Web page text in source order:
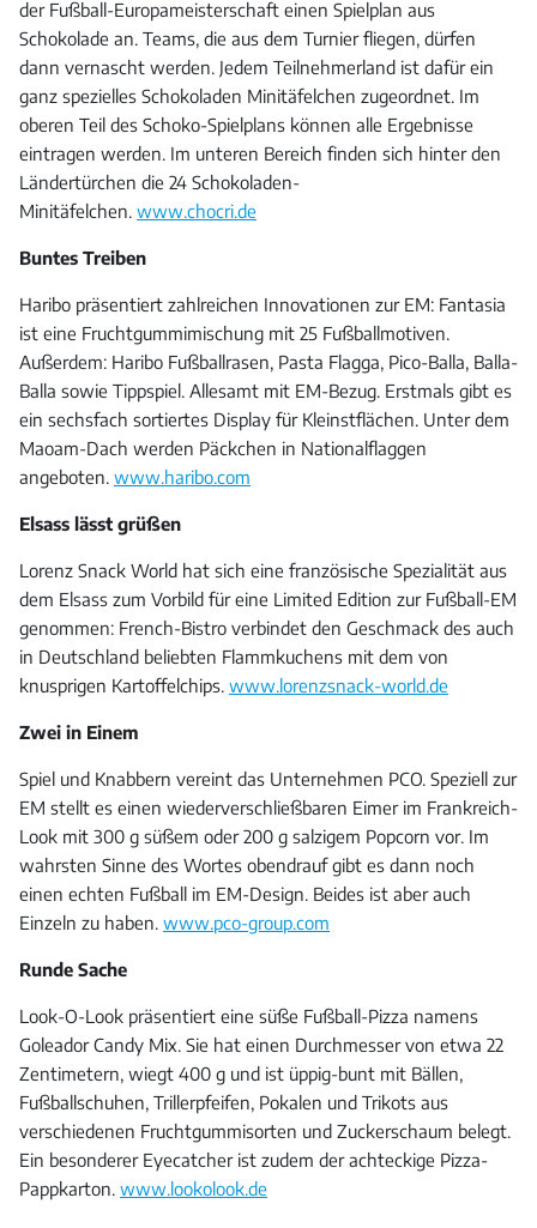
der Fußball-Europameisterschaft einen Spielplan aus
Schokolade an. Teams, die aus dem Turnier fliegen, dürfen
dann vernascht werden. Jedem Teilnehmerland ist dafür ein
ganz spezielles Schokoladen Minitäfelchen zugeordnet. Im
oberen Teil des Schoko-Spielplans können alle Ergebnisse
eintragen werden. Im unteren Bereich finden sich hinter den
Ländertürchen die 24 Schokoladen-
Minitäfelchen. www.chocri.de
Buntes Treiben
Haribo präsentiert zahlreichen Innovationen zur EM: Fantasia
ist eine Fruchtgummimischung mit 25 Fußballmotiven.
Außerdem: Haribo Fußballrasen, Pasta Flagga, Pico-Balla, Balla-
Balla sowie Tippspiel. Allesamt mit EM-Bezug. Erstmals gibt es
ein sechsfach sortiertes Display für Kleinstflächen. Unter dem
Maoam-Dach werden Päckchen in Nationalflaggen
angeboten. www.haribo.com
Elsass lässt grüßen
Lorenz Snack World hat sich eine französische Spezialität aus
dem Elsass zum Vorbild für eine Limited Edition zur Fußball-EM
genommen: French-Bistro verbindet den Geschmack des auch
in Deutschland beliebten Flammkuchens mit dem von
knusprigen Kartoffelchips. www.lorenzsnack-world.de
Zwei in Einem
Spiel und Knabbern vereint das Unternehmen PCO. Speziell zur
EM stellt es einen wiederverschließbaren Eimer im Frankreich-
Look mit 300 g süßem oder 200 g salzigem Popcorn vor. Im
wahrsten Sinne des Wortes obendrauf gibt es dann noch
einen echten Fußball im EM-Design. Beides ist aber auch
Einzeln zu haben. www.pco-group.com
Runde Sache
Look-O-Look präsentiert eine süße Fußball-Pizza namens
Goleador Candy Mix. Sie hat einen Durchmesser von etwa 22
Zentimetern, wiegt 400 g und ist üppig-bunt mit Bällen,
Fußballschuhen, Trillerpfeifen, Pokalen und Trikots aus
verschiedenen Fruchtgummisorten und Zuckerschaum belegt.
Ein besonderer Eyecatcher ist zudem der achteckige Pizza-
Pappkarton. www.lookolook.de